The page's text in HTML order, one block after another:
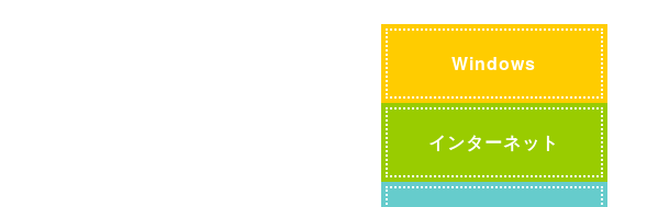
Windows
インターネット